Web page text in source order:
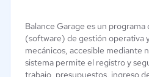
Balance Garage es un
(software) de gestión operativa
mecánicos, accesible mediante
sistema permite el registro y
trabajo, presupuestos, ingreso